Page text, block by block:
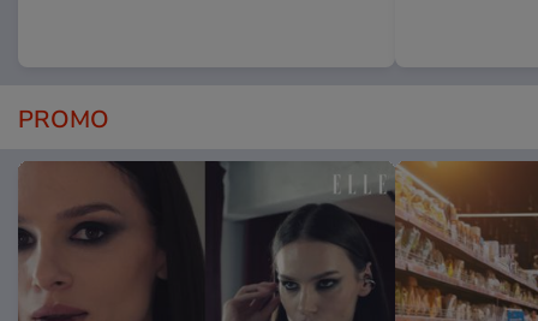
PROMO